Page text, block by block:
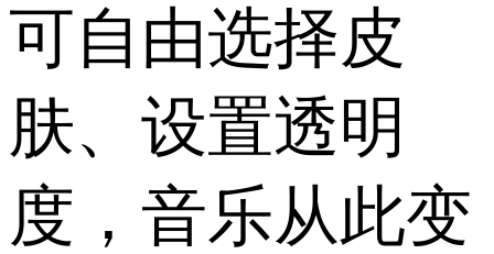
可自由选择皮
肤、设置透明
度，音乐从此变